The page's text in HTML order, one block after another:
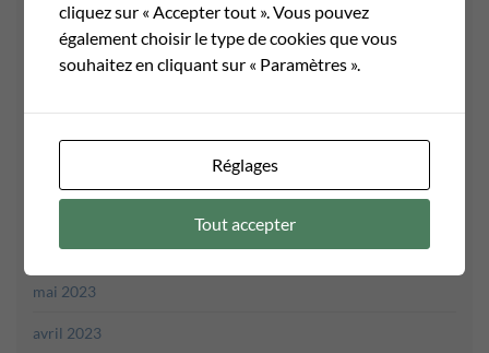
novembre 2023
juin 2023
mai 2023
avril 2023
cliquez sur « Accepter tout ». Vous pouvez
également choisir le type de cookies que vous
souhaitez en cliquant sur « Paramètres ».
Réglages
Tout accepter